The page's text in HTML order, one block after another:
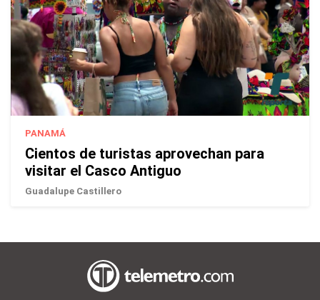
PANAMÁ
Cientos de turistas aprovechan para
visitar el Casco Antiguo
Guadalupe Castillero